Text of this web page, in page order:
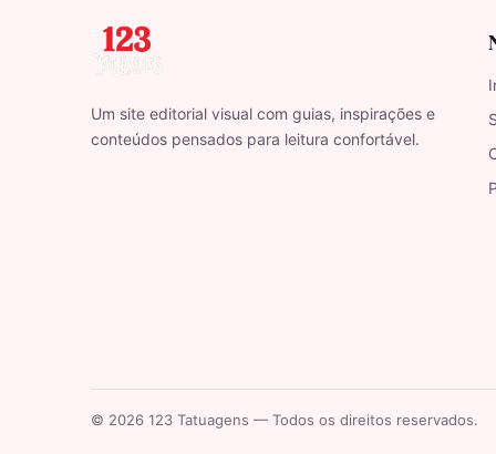
Um site editorial visual com guias, inspirações e
conteúdos pensados para leitura confortável.
© 2026 123 Tatuagens — Todos os direitos reservados.